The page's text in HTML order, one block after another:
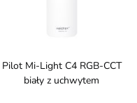
Pilot Mi-Light C4 RGB-CCT
biały z uchwytem